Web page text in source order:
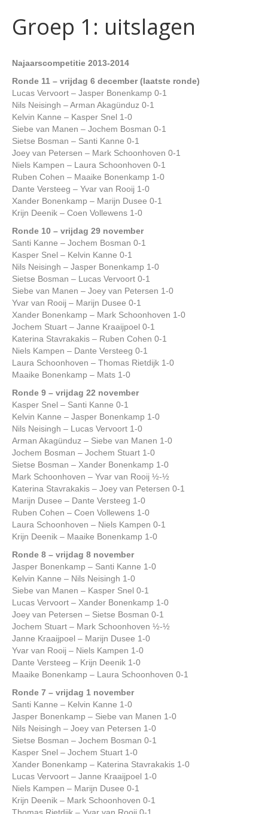
Groep 1: uitslagen
Najaarscompetitie 2013-2014
Ronde 11 – vrijdag 6 december (laatste ronde)
Lucas Vervoort – Jasper Bonenkamp 0-1
Nils Neisingh – Arman Akagünduz 0-1
Kelvin Kanne – Kasper Snel 1-0
Siebe van Manen – Jochem Bosman 0-1
Sietse Bosman – Santi Kanne 0-1
Joey van Petersen – Mark Schoonhoven 0-1
Niels Kampen – Laura Schoonhoven 0-1
Ruben Cohen – Maaike Bonenkamp 1-0
Dante Versteeg – Yvar van Rooij 1-0
Xander Bonenkamp – Marijn Dusee 0-1
Krijn Deenik – Coen Vollewens 1-0
Ronde 10 – vrijdag 29 november
Santi Kanne – Jochem Bosman 0-1
Kasper Snel – Kelvin Kanne 0-1
Nils Neisingh – Jasper Bonenkamp 1-0
Sietse Bosman – Lucas Vervoort 0-1
Siebe van Manen – Joey van Petersen 1-0
Yvar van Rooij – Marijn Dusee 0-1
Xander Bonenkamp – Mark Schoonhoven 1-0
Jochem Stuart – Janne Kraaijpoel 0-1
Katerina Stavrakakis – Ruben Cohen 0-1
Niels Kampen – Dante Versteeg 0-1
Laura Schoonhoven – Thomas Rietdijk 1-0
Maaike Bonenkamp – Mats 1-0
Ronde 9 – vrijdag 22 november
Kasper Snel – Santi Kanne 0-1
Kelvin Kanne – Jasper Bonenkamp 1-0
Nils Neisingh – Lucas Vervoort 1-0
Arman Akagünduz – Siebe van Manen 1-0
Jochem Bosman – Jochem Stuart 1-0
Sietse Bosman – Xander Bonenkamp 1-0
Mark Schoonhoven – Yvar van Rooij ½-½
Katerina Stavrakakis – Joey van Petersen 0-1
Marijn Dusee – Dante Versteeg 1-0
Ruben Cohen – Coen Vollewens 1-0
Laura Schoonhoven – Niels Kampen 0-1
Krijn Deenik – Maaike Bonenkamp 1-0
Ronde 8 – vrijdag 8 november
Jasper Bonenkamp – Santi Kanne 1-0
Kelvin Kanne – Nils Neisingh 1-0
Siebe van Manen – Kasper Snel 0-1
Lucas Vervoort – Xander Bonenkamp 1-0
Joey van Petersen – Sietse Bosman 0-1
Jochem Stuart – Mark Schoonhoven ½-½
Janne Kraaijpoel – Marijn Dusee 1-0
Yvar van Rooij – Niels Kampen 1-0
Dante Versteeg – Krijn Deenik 1-0
Maaike Bonenkamp – Laura Schoonhoven 0-1
Ronde 7 – vrijdag 1 november
Santi Kanne – Kelvin Kanne 1-0
Jasper Bonenkamp – Siebe van Manen 1-0
Nils Neisingh – Joey van Petersen 1-0
Sietse Bosman – Jochem Bosman 0-1
Kasper Snel – Jochem Stuart 1-0
Xander Bonenkamp – Katerina Stavrakakis 1-0
Lucas Vervoort – Janne Kraaijpoel 1-0
Niels Kampen – Marijn Dusee 0-1
Krijn Deenik – Mark Schoonhoven 0-1